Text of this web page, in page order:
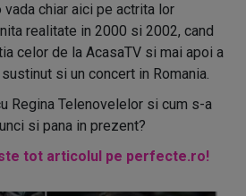
chiar aici pe actrita lor
realitate in 2000 si 2002, cand
celor de la AcasaTV si mai apoi a
si un concert in Romania.
Regina Telenovelelor si cum s-a
si pana in prezent?
tot articolul pe perfecte.ro!